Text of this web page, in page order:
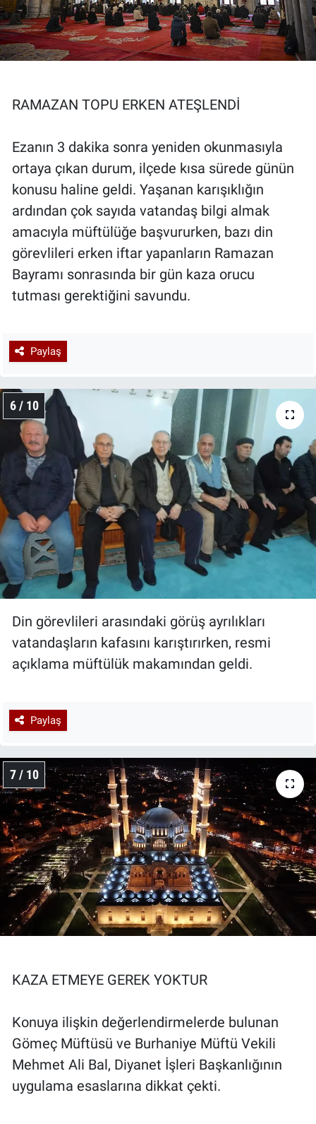
RAMAZAN TOPU ERKEN ATEŞLENDİ
Ezanın 3 dakika sonra yeniden okunmasıyla
ortaya çıkan durum, ilçede kısa sürede günün
konusu haline geldi. Yaşanan karışıklığın
ardından çok sayıda vatandaş bilgi almak
amacıyla müftülüğe başvururken, bazı din
görevlileri erken iftar yapanların Ramazan
Bayramı sonrasında bir gün kaza orucu
tutması gerektiğini savundu.
Paylaş
6 / 10
Din görevlileri arasındaki görüş ayrılıkları
vatandaşların kafasını karıştırırken, resmi
açıklama müftülük makamından geldi.
Paylaş
7 / 10
KAZA ETMEYE GEREK YOKTUR
Konuya ilişkin değerlendirmelerde bulunan
Gömeç Müftüsü ve Burhaniye Müftü Vekili
Mehmet Ali Bal, Diyanet İşleri Başkanlığının
uygulama esaslarına dikkat çekti.